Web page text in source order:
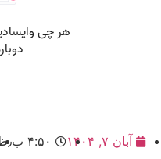
آبان ۷, ۱۴۰۴ ۴:۵۰ ب٫ظ